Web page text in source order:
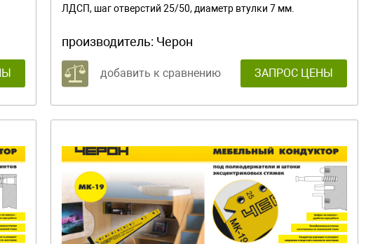
ЛДСП, шаг отверстий 25/50, диаметр втулки 7 мм.
производитель: Черон
добавить к сравнению ЗАПРОС ЦЕНЫ